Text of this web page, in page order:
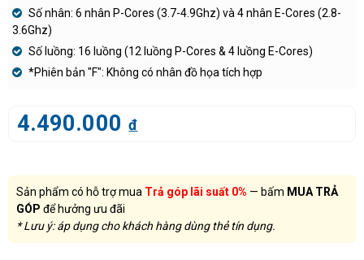
Số nhân: 6 nhân P-Cores (3.7-4.9Ghz) và 4 nhân E-Cores (2.8-
3.6Ghz)
Số luồng: 16 luồng (12 luồng P-Cores & 4 luồng E-Cores)
*Phiên bản "F": Không có nhân đồ họa tích hợp
4.490.000 đ
Sản phẩm có hỗ trợ mua Trả góp lãi suất 0% — bấm MUA TRẢ
GÓP để hưởng ưu đãi
* Lưu ý: áp dụng cho khách hàng dùng thẻ tín dụng.